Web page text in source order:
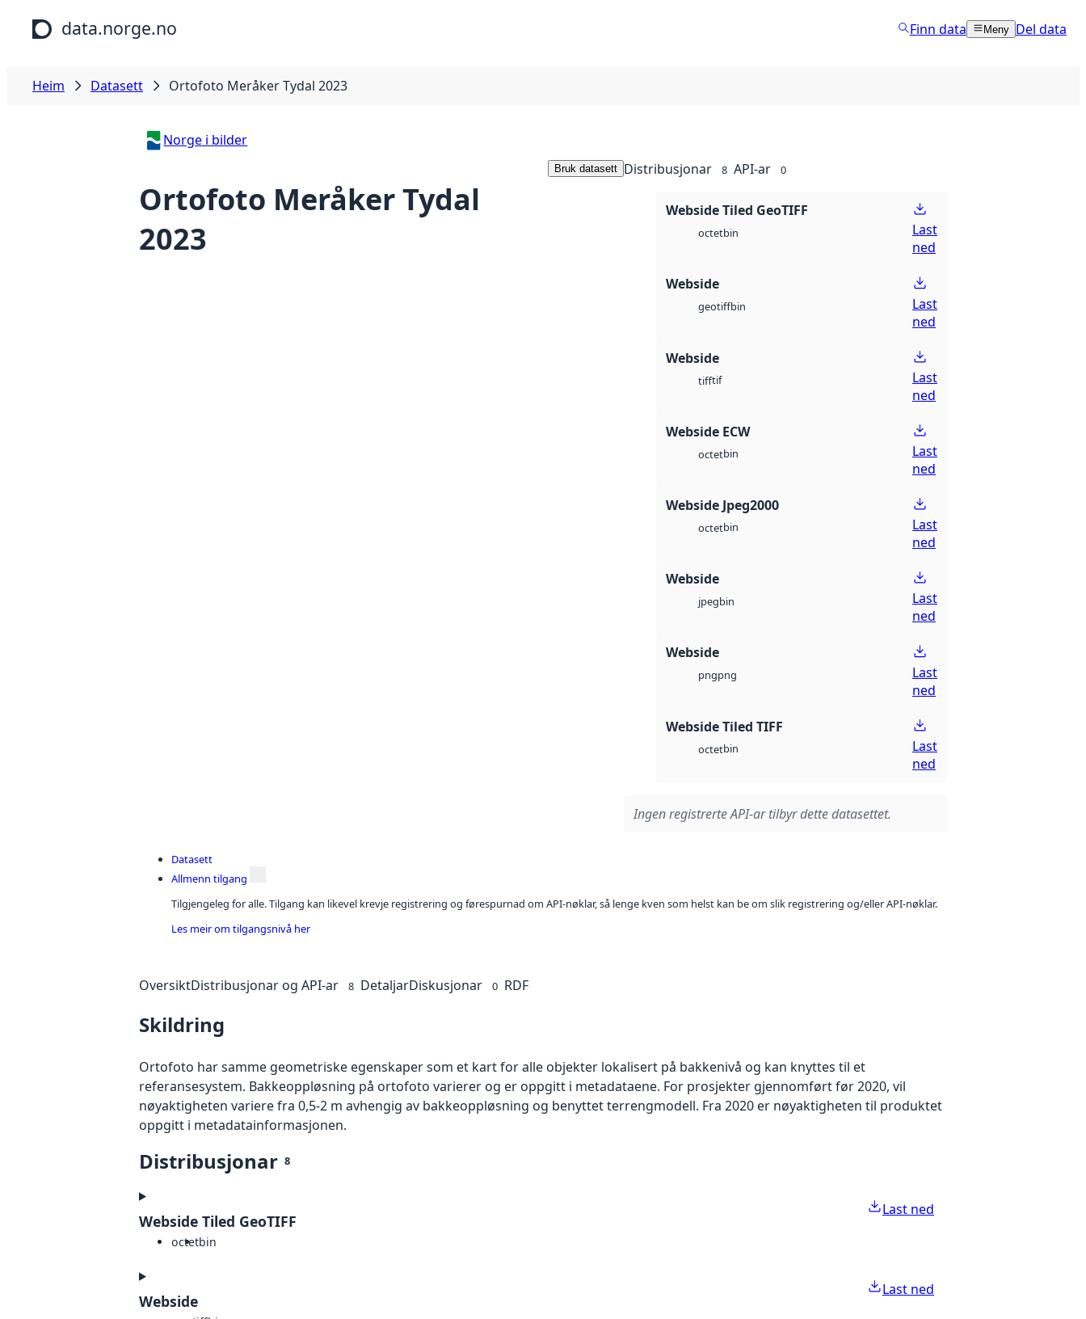
Hopp til hovudinnhald
data.norge.no Finn data Meny Del data
Heim Datasett Ortofoto Meråker Tydal 2023
Norge i bilder
Ortofoto Meråker Tydal
2023
Bruk datasett Distribusjonar 8 API-ar 0
Webside Tiled GeoTIFF
octetbin
Last
ned
Webside
geotiffbin
Last
ned
Webside
tifftif
Last
ned
Webside ECW
octetbin
Last
ned
Webside Jpeg2000
octetbin
Last
ned
Webside
jpegbin
Last
ned
Webside
pngpng
Last
ned
Webside Tiled TIFF
octetbin
Last
ned
Ingen registrerte API-ar tilbyr dette datasettet.
Datasett
Allmenn tilgang
Tilgjengeleg for alle. Tilgang kan likevel krevje registrering og førespurnad om API-nøklar, så lenge kven som helst kan be om slik registrering og/eller API-nøklar.
Les meir om tilgangsnivå her
OversiktDistribusjonar og API-ar 8 DetaljarDiskusjonar 0 RDF
Skildring
Ortofoto har samme geometriske egenskaper som et kart for alle objekter lokalisert på bakkenivå og kan knyttes til et
referansesystem. Bakkeoppløsning på ortofoto varierer og er oppgitt i metadataene. For prosjekter gjennomført før 2020, vil
nøyaktigheten variere fra 0,5-2 m avhengig av bakkeoppløsning og benyttet terrengmodell. Fra 2020 er nøyaktigheten til produktet
oppgitt i metadatainformasjonen.
Distribusjonar 8
Webside Tiled GeoTIFF
octetbin
Last ned
Webside
Last ned